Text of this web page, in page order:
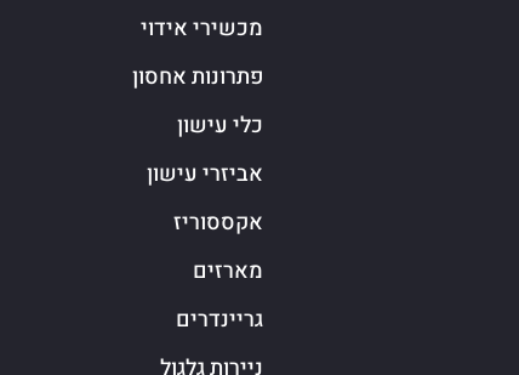
מכשירי אידוי
פתרונות אחסון
כלי עישון
אביזרי עישון
אקססוריז
מארזים
גריינדרים
ניירות גלגול